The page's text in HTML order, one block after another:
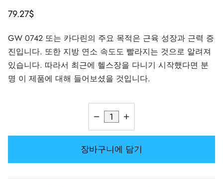
79.27$
GW 0742 또는 카다린의 주요 목적은 근육 성장과 근력 증
진입니다. 또한 지방 연소 속도도 빨라지는 것으로 알려져
있습니다. 따라서 최근에 헬스장을 다니기 시작했다면 분
명 이 제품에 대해 들어보셨을 것입니다.
장바구니에 담기
다 🇪🇺
마-EU 🇪🇺
파마 🇪🇺
스 인터네셔널 🌍
/ 파마콤 인터내셔널 🌍
SHREE/ POWERBOLIC – 아시아 🇺🇸 🌍
파마 🇪🇺🌍
/ 파마콤 인터내셔널 🌍
이드 혼합제(주사제)
론(드로스타놀론) 주사제
론 페닐프로피오네이트(NPP)
톨론 아세테이트(MENT)
스테론 프로피오네이트
스테론 페닐프로피오네이트
스테론 수스타논
롤(메타스테론)
이드 혼합물(경구용)
닐
리모볼란(메테놀론 아세테이트)
졸(페마라)
스(타목시펜)
론(메스테롤론)
드 II
량
2
6
린
루티드
루티드(오젬픽)
루티드
루티드(오젬픽)
파티데(문자로)
– 테스톨론
마스토린
안다린
게인 팩
팩
추적
접수 완료
지 사진
신용카드